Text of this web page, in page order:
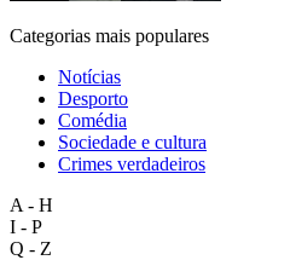
Categorias mais populares
Notícias
Desporto
Comédia
Sociedade e cultura
Crimes verdadeiros
A - H
I - P
Q - Z